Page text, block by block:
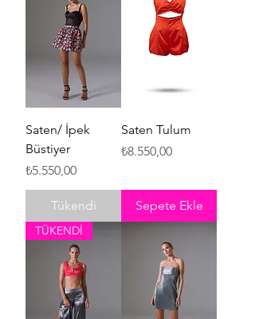
Saten/ İpek
Büstiyer
Fiyat
₺5.550,00
Tükendi
Saten Tulum
Fiyat
₺8.550,00
Sepete Ekle
TÜKENDİ